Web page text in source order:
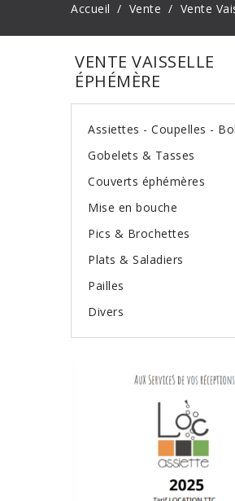
Accueil Vente Vente
VENTE VAISSELLE
ÉPHÉMÈRE
Assiettes - Coupelles -
Gobelets & Tasses
Couverts éphémères
Mise en bouche
Pics & Brochettes
Plats & Saladiers
Pailles
Divers